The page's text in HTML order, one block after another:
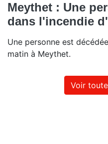
Meythet : Une
dans l'incendie
Une personne est
matin à Meythet.
Voir